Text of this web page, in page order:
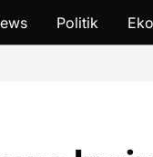
Politik
“Ngaku